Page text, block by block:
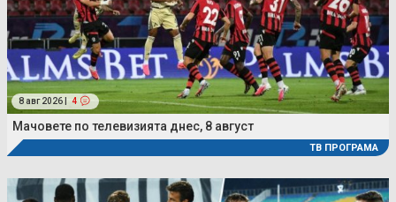
8 авг 2026 | 4
Мачовете по телевизията днес, 8 август
ТВ ПРОГРАМА